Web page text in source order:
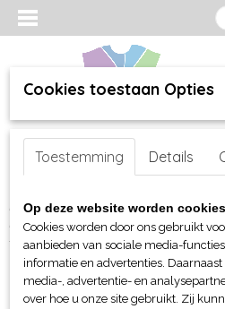
Inloggen Registreren
Home >webshop>Per merk >
Polo's> JN Ladies Polo gestreept
Cookies toestaan Opties
Toestemming Details
Op deze website worden
Cookies worden door ons gebruikt
aanbieden van sociale media-
informatie en advertenties.
media-, advertentie- en
over hoe u onze site gebruikt. Zij